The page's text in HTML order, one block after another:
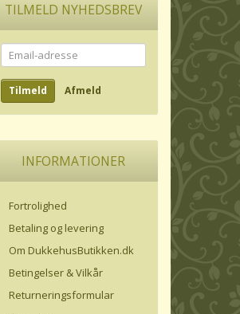
TILMELD NYHEDSBREV
Email-
adresse
Tilmeld Afmeld
INFORMATIONER
Fortrolighed
Betaling og levering
Om DukkehusButikken.dk
Betingelser & Vilkår
Returneringsformular